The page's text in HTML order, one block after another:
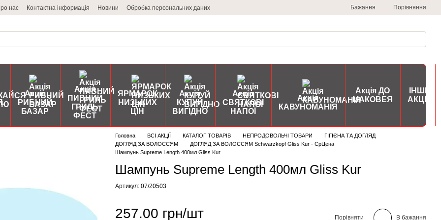
нас Контактна інформація Новини Обробка персональних даних Бажання Порівняння
Акція
РИБНИЙ
БАЗАР
Акція
ПИВНИЙ
ГРИЛЬ
ФЕСТ
ЯРМАРОК
НИЗЬКИХ
ЦІН
Акція
КУПУЙ
ВИГІДНО
Акція
СВЯТКОВІ
НАПОЇ
Акція
КАВУНОМАНІЯ
Акція ДО
МАКОВЕЯ
ІНШІ
АКЦІЇ
Головна ВСІ АКЦІЇ КАТАЛОГ ТОВАРІВ НЕПРОДОВОЛЬЧІ ТОВАРИ
ГІГІЄНА ТА ДОГЛЯД
ДОГЛЯД ЗА ВОЛОССЯМ
ДОГЛЯД ЗА ВОЛОССЯМ Schwarzkopf Gliss Kur - СрЦена
Шампунь Supreme Length 400мл Gliss Kur
Шампунь Supreme Length 400мл Gliss Kur
Артикул: 07/20503
257.00 грн/шт Порівняти В бажання